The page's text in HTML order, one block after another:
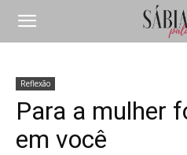
Reflexão
Para a mulher
em você